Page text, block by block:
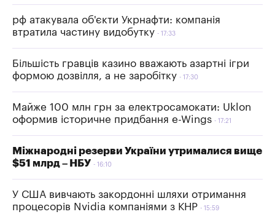
рф атакувала об'єкти Укрнафти: компанія
втратила частину видобутку
17:33
Більшість гравців казино вважають азартні ігри
формою дозвілля, а не заробітку
17:30
Майже 100 млн грн за електросамокати: Uklon
оформив історичне придбання e-Wings
17:21
Міжнародні резерви України утрималися вище
$51 млрд – НБУ
16:10
У США вивчають закордонні шляхи отримання
процесорів Nvidia компаніями з КНР
15:59